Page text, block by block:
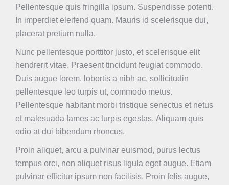
Pellentesque quis fringilla ipsum. Suspendisse potenti.
In imperdiet eleifend quam. Mauris id scelerisque dui,
placerat pretium nulla.
Nunc pellentesque porttitor justo, et scelerisque elit
hendrerit vitae. Praesent tincidunt feugiat commodo.
Duis augue lorem, lobortis a nibh ac, sollicitudin
pellentesque leo turpis ut, commodo metus.
Pellentesque habitant morbi tristique senectus et netus
et malesuada fames ac turpis egestas. Aliquam quis
odio at dui bibendum rhoncus.
Proin aliquet, arcu a pulvinar euismod, purus lectus
tempus orci, non aliquet risus ligula eget augue. Etiam
pulvinar efficitur ipsum non facilisis. Proin felis augue,